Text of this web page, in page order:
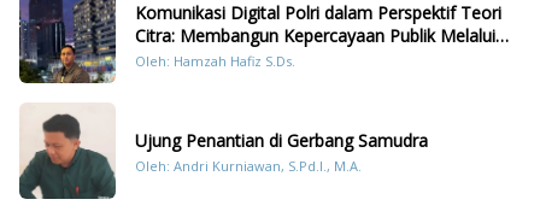
Komunikasi Digital Polri dalam Perspektif Teori
Citra: Membangun Kepercayaan Publik Melalui
Konten Humanis Kesiapsiagaan Bencana di
Oleh: Hamzah Hafiz S.Ds.
Ujung Penantian di Gerbang Samudra
Oleh: Andri Kurniawan, S.Pd.I., M.A.